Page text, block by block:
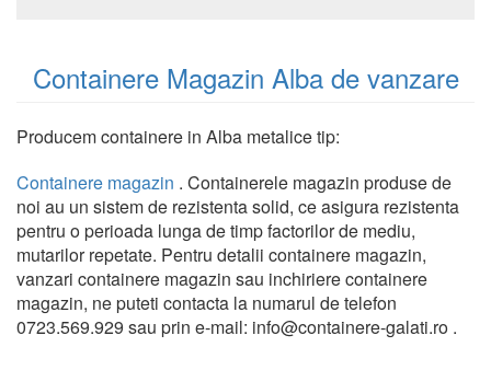
Containere Magazin Alba de vanzare
Producem containere in Alba metalice tip:
Containere magazin . Containerele magazin produse de
noi au un sistem de rezistenta solid, ce asigura rezistenta
pentru o perioada lunga de timp factorilor de mediu,
mutarilor repetate. Pentru detalii containere magazin,
vanzari containere magazin sau inchiriere containere
magazin, ne puteti contacta la numarul de telefon
0723.569.929 sau prin e-mail: info@containere-galati.ro .